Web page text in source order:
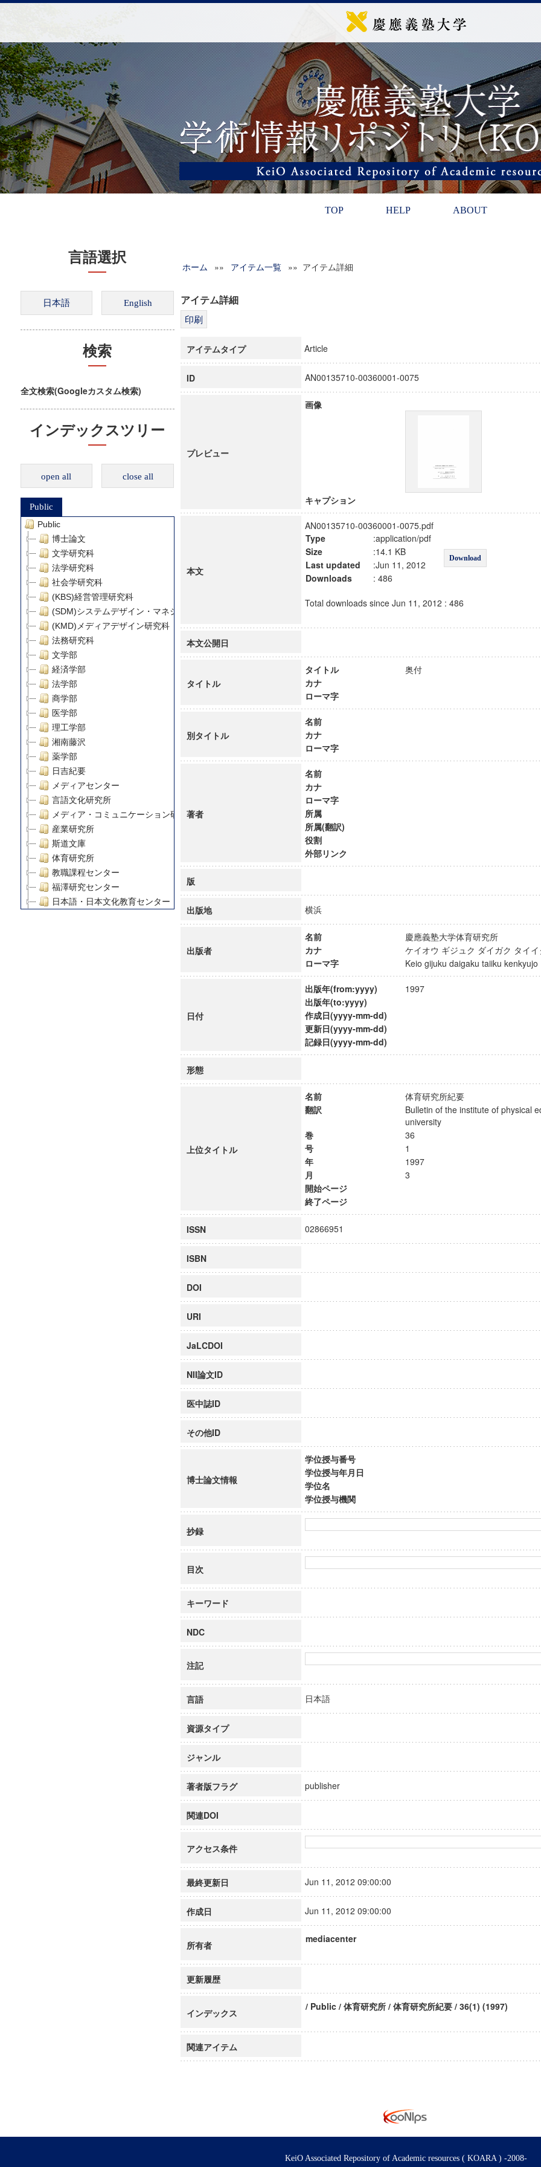
TOP HELP ABOUT
言語選択
検索
全文検索(Googleカスタム検索)
インデックスツリー
open all close all
Public
Public
博士論文
文学研究科
法学研究科
社会学研究科
(KBS)経営管理研究科
(SDM)システムデザイン・マネジメント研究科
(KMD)メディアデザイン研究科
法務研究科
文学部
経済学部
法学部
商学部
医学部
理工学部
湘南藤沢
薬学部
日吉紀要
メディアセンター
言語文化研究所
メディア・コミュニケーション研究所
産業研究所
斯道文庫
体育研究所
教職課程センター
福澤研究センター
日本語・日本文化教育センター
デジタルメディア・コンテンツ統合研究センター
慶應義塾大学グローバルCOEプログラム市民社会ガバナンス教育研究センター
慶應義塾大学グローバルCOEプログラム論理と感性の先端的教育研究拠点
博士課程教育リーディングプログラム「超成熟社会発展のサイエンス」
ホーム »» アイテム一覧 »» アイテム詳細
アイテム詳細
アイテムタイプ Article
ID AN00135710-00360001-0075
プレビュー
画像
キャプション
本文
AN00135710-00360001-0075.pdf
Type
:application/pdf
Download
Size
:14.1 KB
Last updated
:Jun 11, 2012
Downloads
: 486
Total downloads since Jun 11, 2012 : 486
本文公開日
タイトル
タイトル
奥付
カナ
ローマ字
別タイトル
名前
カナ
ローマ字
著者
名前
カナ
ローマ字
所属
所属(翻訳)
役割
外部リンク
版
出版地 横浜
出版者
名前
慶應義塾大学体育研究所
カナ
ケイオウ ギジュク ダイガク タイ
ローマ字
Keio gijuku daigaku taiiku
日付
出版年(from:yyyy)
1997
出版年(to:yyyy)
作成日(yyyy-mm-dd)
更新日(yyyy-mm-dd)
記録日(yyyy-mm-dd)
形態
上位タイトル
名前
体育研究所紀要
翻訳
Bulletin of the institute of physical
university
巻
36
号
1
年
1997
月
3
開始ページ
終了ページ
ISSN 02866951
ISBN
DOI
URI
JaLCDOI
NII論文ID
医中誌ID
その他ID
博士論文情報
学位授与番号
学位授与年月日
学位名
学位授与機関
抄録
目次
キーワード
NDC
注記
言語 日本語
資源タイプ
ジャンル
著者版フラグ publisher
関連DOI
アクセス条件
最終更新日 Jun 11, 2012 09:00:00
作成日 Jun 11, 2012 09:00:00
所有者
mediacenter
更新履歴
インデックス
/ Public / 体育研究所 / 体育研究所紀要 / 36(1) (1997)
関連アイテム
KeiO Associated Repository of Academic resources ( KOARA ) -2008-